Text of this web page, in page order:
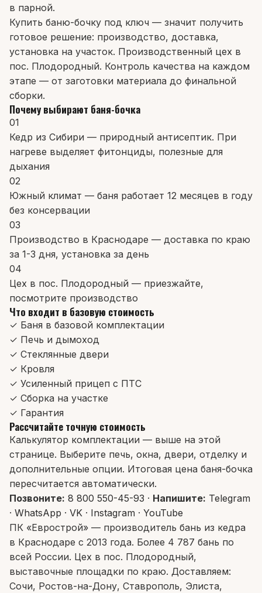
в парной.
Купить баню-бочку под ключ — значит получить
готовое решение: производство, доставка,
установка на участок. Производственный цех в
пос. Плодородный. Контроль качества на каждом
этапе — от заготовки материала до финальной
сборки.
Почему выбирают баня-бочка
01
Кедр из Сибири — природный антисептик. При
нагреве выделяет фитонциды, полезные для
дыхания
02
Южный климат — баня работает 12 месяцев в году
без консервации
03
Производство в Краснодаре — доставка по краю
за 1-3 дня, установка за день
04
Цех в пос. Плодородный — приезжайте,
посмотрите производство
Что входит в базовую стоимость
✓ Баня в базовой комплектации
✓ Печь и дымоход
✓ Стеклянные двери
✓ Кровля
✓ Усиленный прицеп с ПТС
✓ Сборка на участке
✓ Гарантия
Рассчитайте точную стоимость
Калькулятор комплектации — выше на этой
странице. Выберите печь, окна, двери, отделку и
дополнительные опции. Итоговая цена баня-бочка
пересчитается автоматически.
Позвоните: 8 800 550-45-93 · Напишите: Telegram
· WhatsApp · VK · Instagram · YouTube
ПК «Еврострой» — производитель бань из кедра
в Краснодаре с 2013 года. Более 4 787 бань по
всей России. Цех в пос. Плодородный,
выставочные площадки по краю. Доставляем:
Сочи, Ростов-на-Дону, Ставрополь, Элиста,